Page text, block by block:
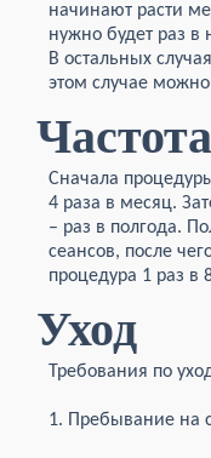
начинают расти
нужно будет раз в
В остальных
этом случае
Сначала
4 раза в месяц.
– раз в полгода.
сеансов, после
процедура 1 раз в
Уход
Требования по
1. Пребывание на